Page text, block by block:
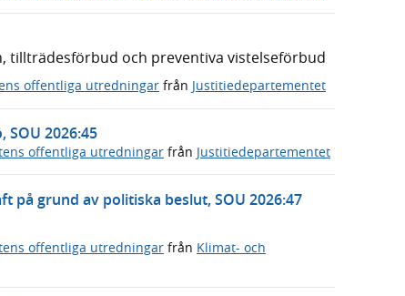
tillträdesförbud och preventiva vistelseförbud
offentliga utredningar från Justitiedepartementet
2026:45
offentliga utredningar från Justitiedepartementet
på grund av politiska beslut, SOU 2026:47
offentliga utredningar från Klimat- och